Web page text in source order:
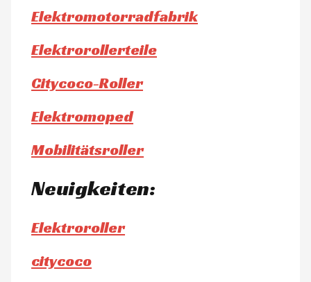
Elektromotorradfabrik
Elektrorollerteile
Citycoco-Roller
Elektromoped
Mobilitätsroller
Neuigkeiten:
Elektroroller
citycoco